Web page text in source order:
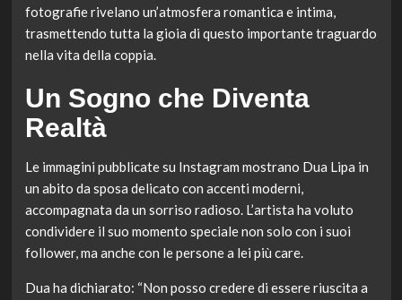
fotografie rivelano un’atmosfera romantica e intima,
trasmettendo tutta la gioia di questo importante traguardo
nella vita della coppia.
Un Sogno che Diventa
Realtà
Le immagini pubblicate su Instagram mostrano Dua Lipa in
un abito da sposa delicato con accenti moderni,
accompagnata da un sorriso radioso. L’artista ha voluto
condividere il suo momento speciale non solo con i suoi
follower, ma anche con le persone a lei più care.
Dua ha dichiarato: “Non posso credere di essere riuscita a